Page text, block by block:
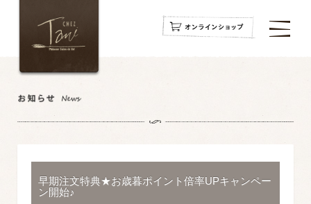
navigation
navigation
navigation
早期注文特典★お歳暮ポイント倍率UPキャンペー
ン開始♪